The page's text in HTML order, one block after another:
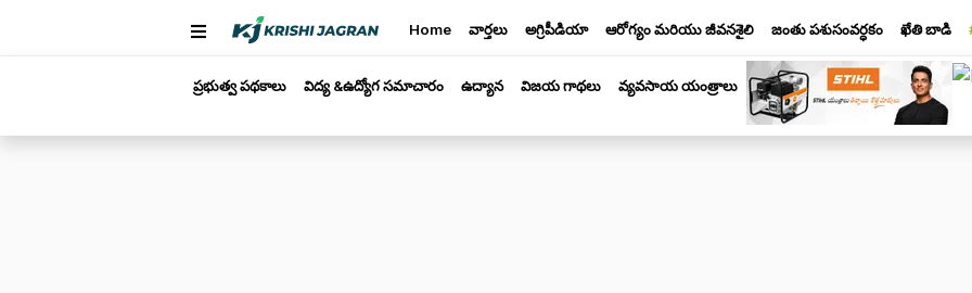
Home వార్తలు అగ్రిపీడియా ఆరోగ్యం మరియు జీవనశైలి జంతు పశుసంవర్ధకం ఖేతి బాడి
ప్రభుత్వ పథకాలు విద్య &ఉద్యోగ సమాచారం ఉద్యాన విజయ గాథలు వ్యవసాయ యంత్రాలు